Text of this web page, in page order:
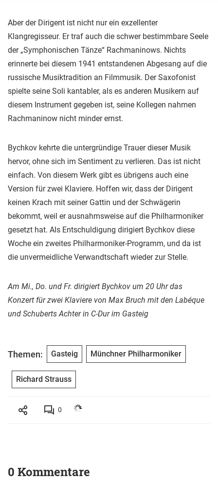
Aber der Dirigent ist nicht nur ein exzellenter
Klangregisseur. Er traf auch die schwer bestimmbare Seele
der „Symphonischen Tänze“ Rachmaninows. Nichts
erinnerte bei diesem 1941 entstandenen Abgesang auf die
russische Musiktradition an Filmmusik. Der Saxofonist
spielte seine Soli kantabler, als es anderen Musikern auf
diesem Instrument gegeben ist, seine Kollegen nahmen
Rachmaninow nicht minder ernst.
Bychkov kehrte die untergründige Trauer dieser Musik
hervor, ohne sich im Sentiment zu verlieren. Das ist nicht
einfach. Von diesem Werk gibt es übrigens auch eine
Version für zwei Klaviere. Hoffen wir, dass der Dirigent
keinen Krach mit seiner Gattin und der Schwägerin
bekommt, weil er ausnahmsweise auf die Philharmoniker
gesetzt hat. Als Entschuldigung dirigiert Bychkov diese
Woche ein zweites Philharmoniker-Programm, und da ist
die unvermeidliche Verwandtschaft wieder zur Stelle.
Am Mi., Do. und Fr. dirigiert Bychkov um 20 Uhr das
Konzert für zwei Klaviere von Max Bruch mit den Labéque
und Schuberts Achter in C-Dur im Gasteig
Themen: Gasteig Münchner Philharmoniker
Richard Strauss
0
0 Kommentare